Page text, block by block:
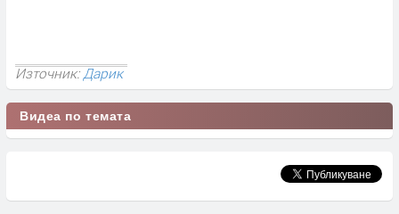
Източник:Дарик
Видеа по темата